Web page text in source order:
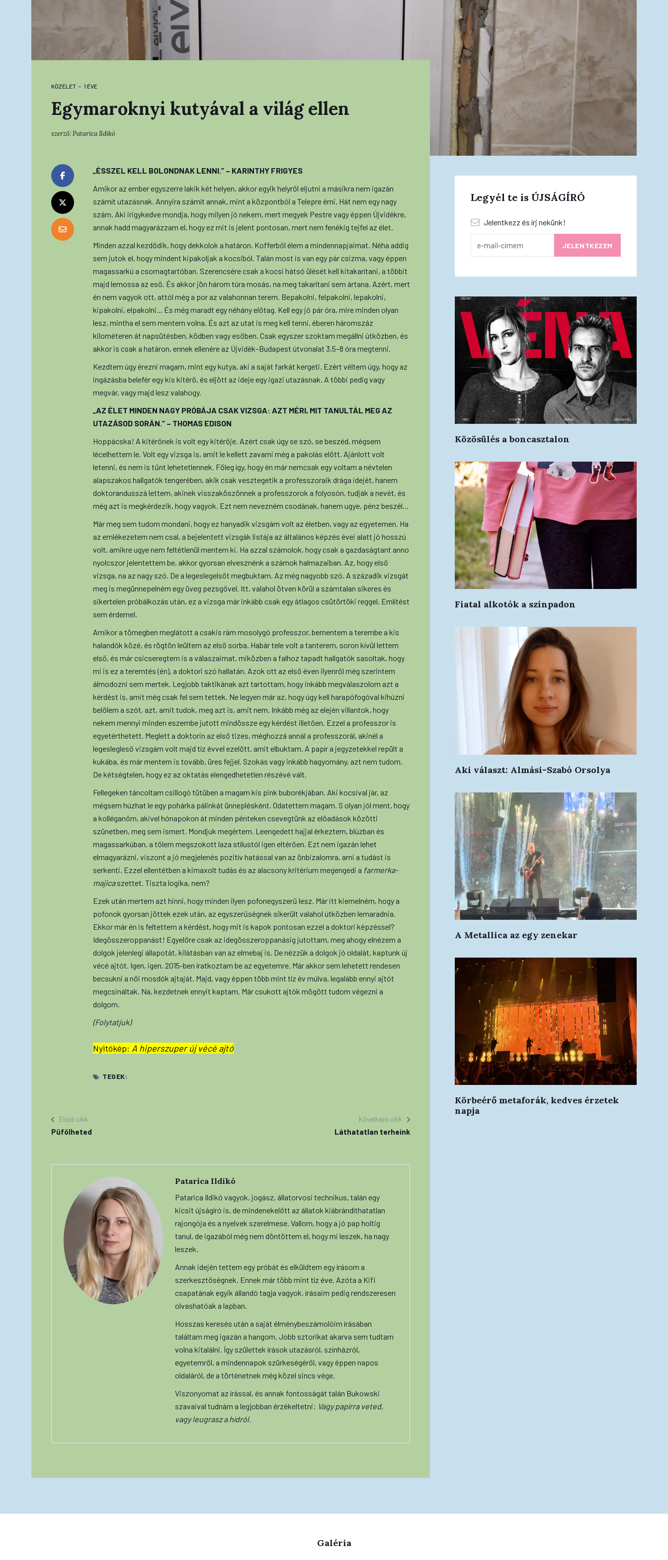
KÖZÉLET 1 ÉVE
Egymaroknyi kutyával a világ ellen
szerző:Patarica Ildikó
„ÉSSZEL KELL BOLONDNAK LENNI.” – KARINTHY FRIGYES
Amikor az ember egyszerre lakik két helyen, akkor egyik helyről eljutni a másikra nem igazán
számít utazásnak. Annyira számít annak, mint a központból a Telepre érni. Hát nem egy nagy
szám. Aki irigykedve mondja, hogy milyen jó nekem, mert megyek Pestre vagy éppen Újvidékre,
annak hadd magyarázzam el, hogy ez mit is jelent pontosan, mert nem fenékig tejfel az élet.
Minden azzal kezdődik, hogy dekkolok a határon. Kofferből élem a mindennapjaimat. Néha addig
sem jutok el, hogy mindent kipakoljak a kocsiból. Talán most is van egy pár csizma, vagy éppen
magassarkú a csomagtartóban. Szerencsére csak a kocsi hátsó ülését kell kitakarítani, a többit
majd lemossa az eső. És akkor jön három túra mosás, na meg takarítani sem ártana. Azért, mert
én nem vagyok ott, attól még a por az valahonnan terem. Bepakolni, felpakolni, lepakolni,
kipakolni, elpakolni... És még maradt egy néhány előtag. Kell egy jó pár óra, mire minden olyan
lesz, mintha el sem mentem volna. És azt az utat is meg kell tenni, éberen háromszáz
kilométeren át napsütésben, ködben vagy esőben. Csak egyszer szoktam megállni útközben, és
akkor is csak a határon, ennek ellenére az Újvidék–Budapest útvonalat 3,5–8 óra megtenni.
Kezdtem úgy érezni magam, mint egy kutya, aki a saját farkát kergeti. Ezért véltem úgy, hogy az
ingázásba belefér egy kis kitérő, és eljött az ideje egy igazi utazásnak. A többi pedig vagy
megvár, vagy majd lesz valahogy.
„AZ ÉLET MINDEN NAGY PRÓBÁJA CSAK VIZSGA: AZT MÉRI, MIT TANULTÁL MEG AZ
UTAZÁSOD SORÁN.” – THOMAS EDISON
Hoppácska! A kitérőnek is volt egy kitérője. Azért csak úgy se szó, se beszéd, mégsem
lécelhettem le. Volt egy vizsga is, amit le kellett zavarni még a pakolás előtt. Ajánlott volt
letenni, és nem is tűnt lehetetlennek. Főleg így, hogy én már nemcsak egy voltam a névtelen
alapszakos hallgatók tengerében, akik csak vesztegetik a professzoraik drága idejét, hanem
doktorandusszá lettem, akinek visszaköszönnek a professzorok a folyosón, tudják a nevét, és
még azt is megkérdezik, hogy vagyok. Ezt nem nevezném csodának, hanem ugye, pénz beszél...
Már meg sem tudom mondani, hogy ez hanyadik vizsgám volt az életben, vagy az egyetemen. Ha
az emlékezetem nem csal, a bejelentett vizsgák listája az általános képzés évei alatt jó hosszú
volt, amikre ugye nem feltétlenül mentem ki. Ha azzal számolok, hogy csak a gazdaságtant anno
nyolcszor jelentettem be, akkor gyorsan elvesznénk a számok halmazaiban. Az, hogy első
vizsga, na az nagy szó. De a legeslegelsőt megbuktam. Az még nagyobb szó. A századik vizsgát
meg is megünnepelném egy üveg pezsgővel. Itt, valahol ötven körül a számtalan sikeres és
sikertelen próbálkozás után, ez a vizsga már inkább csak egy átlagos csütörtöki reggel. Említést
sem érdemel.
Amikor a tömegben meglátott a csakis rám mosolygó professzor, bementem a terembe a kis
halandók közé, és rögtön leültem az első sorba. Habár tele volt a tanterem, soron kívül lettem
első, és már csicseregtem is a válaszaimat, miközben a falhoz tapadt hallgatók sasoltak, hogy
mi is ez a teremtés (én), a doktori szó hallatán. Azok ott az első éven ilyenről még szerintem
álmodozni sem mertek. Legjobb taktikának azt tartottam, hogy inkább megválaszolom azt a
kérdést is, amit még csak fel sem tettek. Ne legyen már az, hogy úgy kell harapófogóval kihúzni
belőlem a szót, azt, amit tudok, meg azt is, amit nem. Inkább még az elején villantok, hogy
nekem mennyi minden eszembe jutott mindössze egy kérdést illetően. Ezzel a professzor is
egyetérthetett. Meglett a doktorin az első tizes, méghozzá annál a professzorál, akinél a
legeslegleső vizsgám volt majd tíz évvel ezelőtt, amit elbuktam. A papír a jegyzetekkel repült a
kukába, és már mentem is tovább, üres fejjel. Szokás vagy inkább hagyomány, azt nem tudom.
De kétségtelen, hogy ez az oktatás elengedhetetlen részévé vált.
Fellegeken táncoltam csillogó tütüben a magam kis pink buborékjában. Aki kocsival jár, az
mégsem húzhat le egy pohárka pálinkát ünneplésként. Odatettem magam. S olyan jól ment, hogy
a kolléganőm, akivel hónapokon át minden pénteken csevegtünk az előadások közötti
szünetben, meg sem ismert. Mondjuk megértem. Leengedett hajjal érkeztem, blúzban és
magassarkúban, a tőlem megszokott laza stílustól igen eltérően. Ezt nem igazán lehet
elmagyarázni, viszont a jó megjelenés pozitív hatással van az önbizalomra, ami a tudást is
serkenti. Ezzel ellentétben a kimaxolt tudás és az alacsony kritérium megengedi a farmerka-
majicaszettet. Tiszta logika, nem?
Ezek után mertem azt hinni, hogy minden ilyen pofonegyszerű lesz. Már itt kiemelném, hogy a
pofonok gyorsan jöttek ezek után, az egyszerűségnek sikerült valahol útközben lemaradnia.
Ekkor már én is feltettem a kérdést, hogy mit is kapok pontosan ezzel a doktori képzéssel?
Idegösszeroppanást! Egyelőre csak az idegösszeroppanásig jutottam, meg ahogy elnézem a
dolgok jelenlegi állapotát, kilátásban van az elmebaj is. De nézzük a dolgok jó oldalát, kaptunk új
vécé ajtót. Igen, igen. 2015-ben íratkoztam be az egyetemre. Már akkor sem lehetett rendesen
becsukni a női mosdók ajtaját. Majd, vagy éppen több mint tíz év múlva, legalább ennyi ajtót
megcsináltak. Na, kezdetnek ennyit kaptam. Már csukott ajtók mögött tudom végezni a
dolgom.
(Folytatjuk)
Nyitókép: A hiperszuper új vécé ajtó
TEGEK:
Előző cikk
Püfölheted
Következő cikk
Láthatatlan terheink
Patarica Ildikó
Patarica Ildikó vagyok, jogász, állatorvosi technikus, talán egy
kicsit újságíró is, de mindenekelőtt az állatok kiábrándíthatatlan
rajongója és a nyelvek szerelmese. Vallom, hogy a jó pap holtig
tanul, de igazából még nem döntöttem el, hogy mi leszek, ha nagy
leszek.
Annak idején tettem egy próbát és elküldtem egy írásom a
szerkesztőségnek. Ennek már több mint tíz éve. Azóta a Kifi
csapatának egyik állandó tagja vagyok, írásaim pedig rendszeresen
olvashatóak a lapban.
Hosszas keresés után a saját élménybeszámolóim írásában
találtam meg igazán a hangom. Jobb sztorikat akarva sem tudtam
volna kitalálni. Így születtek írások utazásról, színházról,
egyetemről, a mindennapok szürkeségéről, vagy éppen napos
oldaláról, de a történetnek még közel sincs vége.
Viszonyomat az írással, és annak fontosságát talán Bukowski
szavaival tudnám a legjobban érzékeltetni: Vagy papírra veted,
vagy leugrasz a hídról.
Legyél te is ÚJSÁGÍRÓ
Jelentkezz és írj nekünk!
Közösülés a boncasztalon
Fiatal alkotók a színpadon
Aki választ: Almási-Szabó Orsolya
A Metallica az egy zenekar
Körbeérő metaforák, kedves érzetek
napja
Galéria